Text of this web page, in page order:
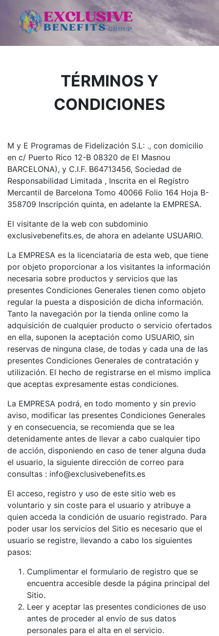
TÉRMINOS Y
CONDICIONES
M y E Programas de Fidelización S.L: ., con domicilio
en c/ Puerto Rico 12-B 08320 de El Masnou
BARCELONA), y C.I.F. B64713456, Sociedad de
Responsabilidad Limitada , Inscrita en el Registro
Mercantil de Barcelona Tomo 40066 Folio 164 Hoja B-
358709 Inscripción quinta, en adelante la EMPRESA.
El visitante de la web con subdominio
exclusivebenefits.es, de ahora en adelante USUARIO.
La EMPRESA es la licenciataria de esta web, que tiene
por objeto proporcionar a los visitantes la información
necesaria sobre productos y servicios que las
presentes Condiciones Generales tienen como objeto
regular la puesta a disposición de dicha información.
Tanto la navegación por la tienda online como la
adquisición de cualquier producto o servicio ofertados
en ella, suponen la aceptación como USUARIO, sin
reservas de ninguna clase, de todas y cada una de las
presentes Condiciones Generales de contratación y
utilización. El hecho de registrarse en el mismo implica
que aceptas expresamente estas condiciones.
La EMPRESA podrá, en todo momento y sin previo
aviso, modificar las presentes Condiciones Generales
y en consecuencia, se recomienda que se lea
detenidamente antes de llevar a cabo cualquier tipo
de acción, disponiendo en caso de tener alguna duda
el usuario, la siguiente dirección de correo para
consultas : info@exclusivebenefits.es
El acceso, registro y uso de este sitio web es
voluntario y sin coste para el usuario y atribuye a
quien acceda la condición de usuario registrado. Para
poder usar los servicios del Sitio es necesario que el
usuario se registre, llevando a cabo los siguientes
pasos:
Cumplimentar el formulario de registro que se
encuentra accesible desde la página principal del
Sitio.
Leer y aceptar las presentes condiciones de uso
antes de proceder al envío de sus datos
personales para el alta en el servicio.